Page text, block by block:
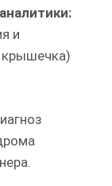
и
крышечка)